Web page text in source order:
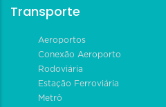
Transporte
Aeroportos
Conexão Aeroporto
Rodoviária
Estação Ferroviária
Metrô